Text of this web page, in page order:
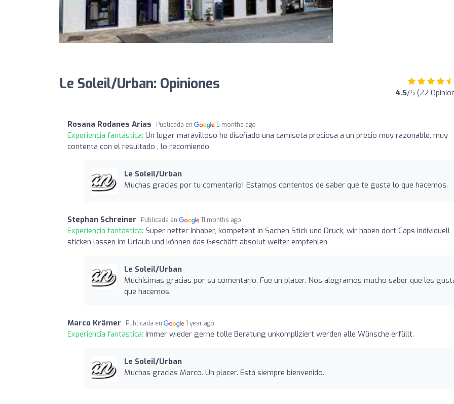
Le Soleil/Urban: Opiniones 4.5/5 (22
Rosana Rodanes Arias Publicada en 5 months ago
Experiencia fantástica: Un lugar maravilloso he diseñado una camiseta preciosa a un precio muy razonable, muy
contenta con el resultado , lo recomiendo
Le Soleil/Urban
Muchas gracias por tu comentario! Estamos contentos de saber que te gusta lo que hacemos.
Stephan Schreiner Publicada en 11 months ago
Experiencia fantástica: Super netter Inhaber, kompetent in Sachen Stick und Druck, wir haben dort Caps individuell
sticken lassen im Urlaub und können das Geschäft absolut weiter empfehlen
Le Soleil/Urban
Muchísimas gracias por su comentario. Fue un placer. Nos alegramos mucho saber que les
que hacemos.
Marco Krämer Publicada en 1 year ago
Experiencia fantástica: Immer wieder gerne tolle Beratung unkompliziert werden alle Wünsche erfüllt.
Le Soleil/Urban
Muchas gracias Marco. Un placer. Está siempre bienvenido.